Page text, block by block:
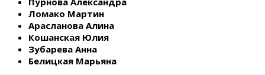
Ломако Мартин
Арасланова Алина
Кошанская Юлия
Зубарева Анна
Белицкая Марьяна